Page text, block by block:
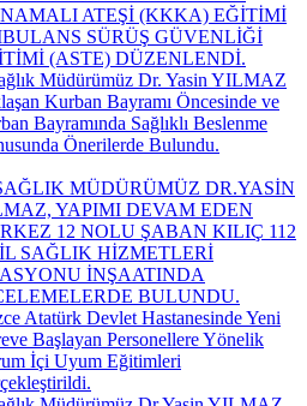
ATEŞİ (KKKA) EĞİTİMİ
SÜRÜŞ GÜVENLİĞİ
(ASTE) DÜZENLENDİ.
Müdürümüz Dr. Yasin YILMAZ
Kurban Bayramı Öncesinde ve
Bayramında Sağlıklı Beslenme
Önerilerde Bulundu.
MÜDÜRÜMÜZ DR.YASİN
YAPIMI DEVAM EDEN
12 NOLU ŞABAN KILIÇ 112
SAĞLIK HİZMETLERİ
İNŞAATINDA
BULUNDU.
Atatürk Devlet Hastanesinde Yeni
Başlayan Personellere Yönelik
İçi Uyum Eğitimleri